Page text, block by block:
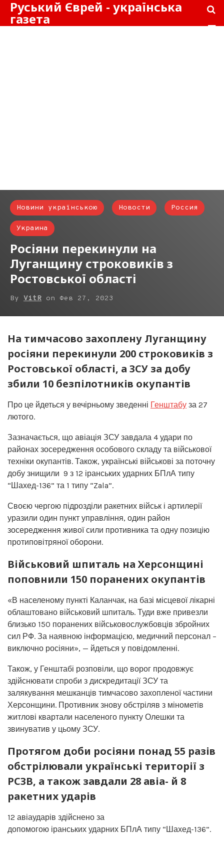
Руський Єврей - українська
газета
Новини українською Новости Россия
Украина
Росіяни перекинули на
Луганщину строковиків з
Ростовської області
By VitR on Фев 27, 2023
На тимчасово захоплену Луганщину
росіяни перекинули 200 строковиків з
Ростовської області, а ЗСУ за добу
збили 10 безпілотників окупантів
Про це йдеться у вечірньому зведенні Генштабу за 27
лютого.
Зазначається, що авіація ЗСУ завдала 4 удари по
районах зосередження особового складу та військової
техніки окупантів. Також, українські військові за поточну
добу знищили 9 з 12 іранських ударних БПлА типу
“Шахед-136” та 1 типу “Zala”.
Своєю чергою підрозділи ракетних військ і артилерії
уразили один пункт управління, один район
зосередження живої сили противника та одну позицію
протиповітряної оборони.
Військовий шпиталь на Херсонщині
поповнили 150 поранених окупантів
«В населеному пункті Каланчак, на базі місцевої лікарні
облаштовано військовий шпиталь. Туди вже привезли
близько 150 поранених військовослужбовців збройних
сил РФ. За наявною інформацією, медичний персонал –
виключно росіяни», — йдеться у повідомленні.
Також, у Генштабі розповіли, що ворог продовжує
здійснювати спроби з дискредитації ЗСУ та
залякування мешканців тимчасово захопленої частини
Херсонщини. Противник знову обстріляв з мінометів
житлові квартали населеного пункту Олешки та
звинуватив у цьому ЗСУ.
Протягом доби росіяни понад 55 разів
обстрілювали українські території з
РСЗВ, а також завдали 28 авіа- й 8
ракетних ударів
12 авіаударів здійснено за
допомогою іранських ударних БПлА типу “Шахед-136”.